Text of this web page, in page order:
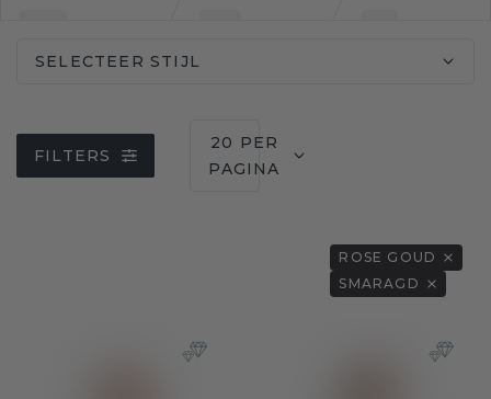
SELECTEER STIJL
FILTERS
20 PER
PAGINA
ROSE GOUD
SMARAGD